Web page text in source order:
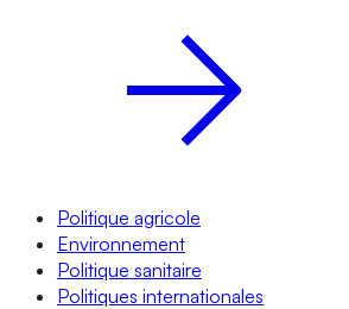
Politique agricole
Environnement
Politique sanitaire
Politiques internationales